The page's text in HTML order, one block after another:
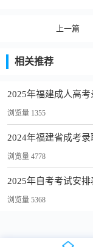
上一篇
相关推荐
2025年福建成人高
浏览量 1355
2024年福建省成考录
浏览量 4778
2025年自考考试安排
浏览量 5368